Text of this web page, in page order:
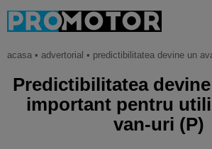
acasa • advertorial • predictibilitatea devine un avantaj
Predictibilitatea
important pentru
van-uri (P)